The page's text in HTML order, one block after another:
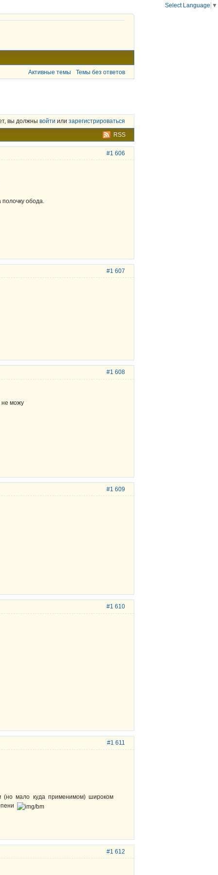
Активные темы Темы без ответов
вы должны войти или зарегистрироваться
RSS
#1 606
полочку обода.
#1 607
#1 608
не можу
#1 609
#1 610
#1 611
(но мало куда применимом) широком
#1 612
Select Language ▼